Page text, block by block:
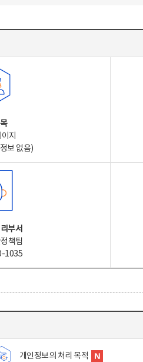
지
보 없음)
부서
책팀
1035
개인정보의 처리 목적